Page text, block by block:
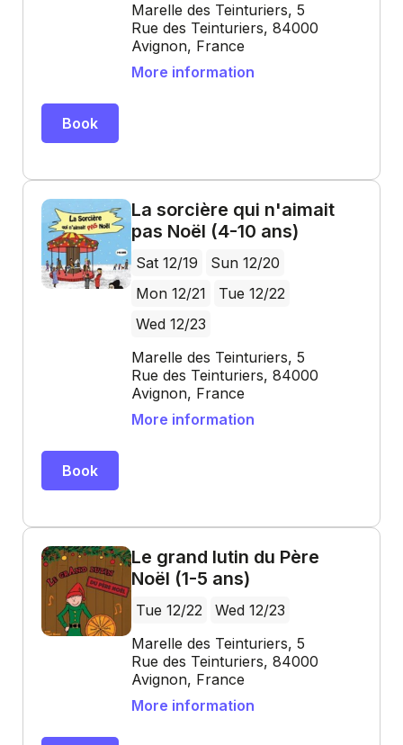
Marelle des Teinturiers, 5
Rue des Teinturiers, 84000
Avignon, France
More information
Book
La sorcière qui n'aimait
pas Noël (4-10 ans)
Sat 12/19
Sun 12/20
Mon 12/21
Tue 12/22
Wed 12/23
Marelle des Teinturiers, 5
Rue des Teinturiers, 84000
Avignon, France
More information
Book
Le grand lutin du Père
Noël (1-5 ans)
Tue 12/22
Wed 12/23
Marelle des Teinturiers, 5
Rue des Teinturiers, 84000
Avignon, France
More information